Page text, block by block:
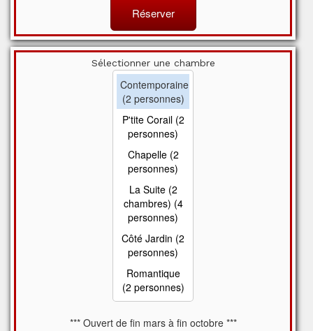
Réserver
Sélectionner une chambre
Contemporaine
(2 personnes)
P'tite Corail (2
personnes)
Chapelle (2
personnes)
La Suite (2
chambres) (4
personnes)
Côté Jardin (2
personnes)
Romantique
(2 personnes)
*** Ouvert de fin mars à fin octobre ***